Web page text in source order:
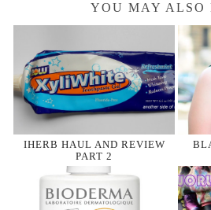
YOU MAY ALSO
IHERB HAUL AND REVIEW
PART 2